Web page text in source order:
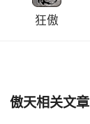
狂傲
傲天相关文章